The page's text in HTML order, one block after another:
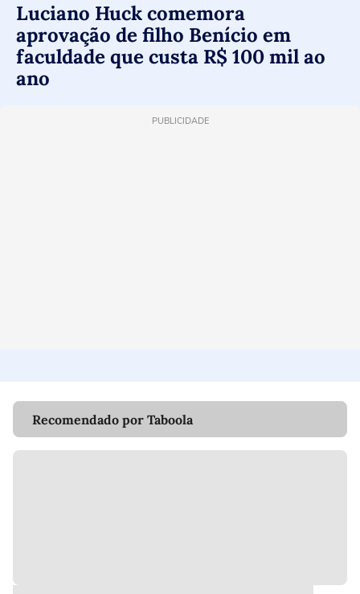
Luciano Huck comemora
aprovação de filho Benício em
faculdade que custa R$ 100 mil ao
ano
PUBLICIDADE
Recomendado por Taboola